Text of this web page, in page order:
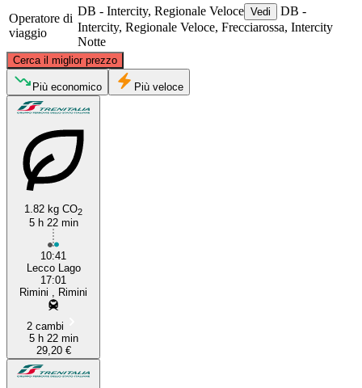
Operatore di
viaggio
DB - Intercity, Regionale Veloce Vedi
DB -
Intercity, Regionale Veloce, Frecciarossa, Intercity
Notte
Cerca il miglior prezzo
Lecco
Più economico Più veloce
1.82 kg CO2
5 h 22 min
10:41
Lecco Lago
17:01
Rimini , Rimini
2 cambi
5 h 22 min
29,20 €